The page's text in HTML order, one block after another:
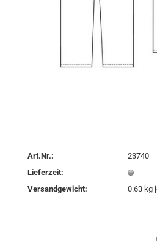
Art.Nr.:
23740
Lieferzeit:
Versandgewicht:
0.63 kg